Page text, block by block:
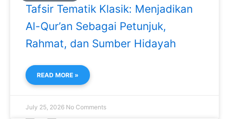
Tafsir Tematik Klasik: Menjadikan
Al-Qur’an Sebagai Petunjuk,
Rahmat, dan Sumber Hidayah
READ MORE »
July 25, 2026 No Comments